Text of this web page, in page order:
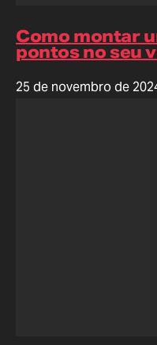
Como montar
pontos no seu
25 de novembro de